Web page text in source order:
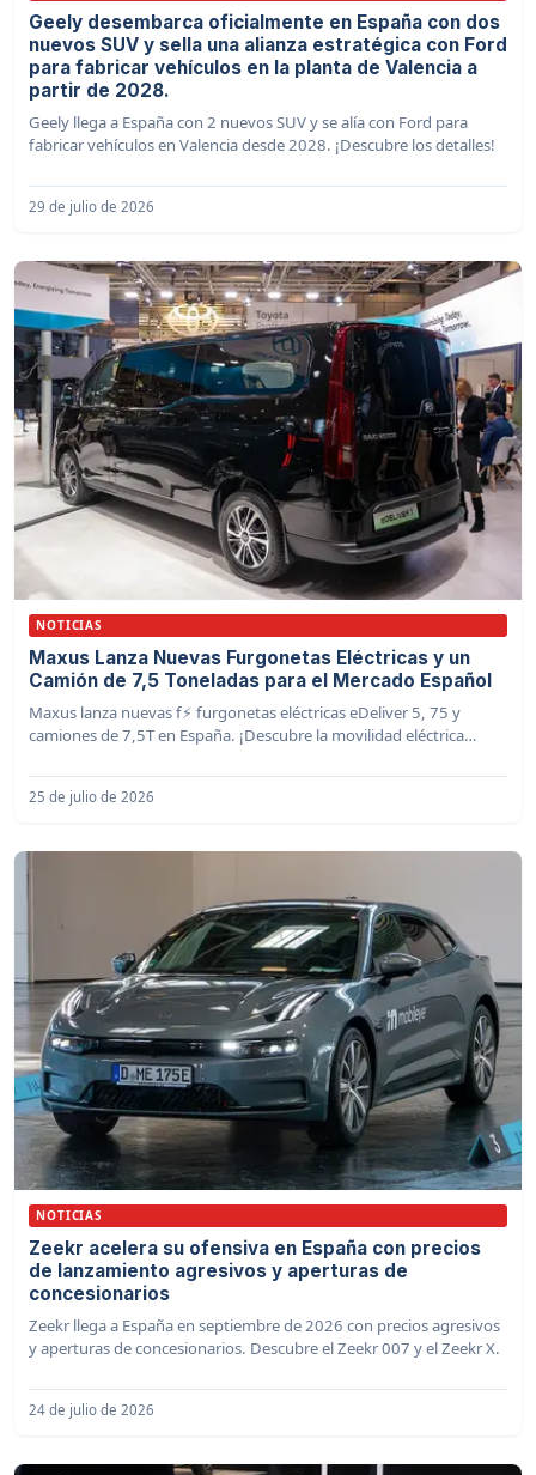
Geely desembarca oficialmente en España con dos
nuevos SUV y sella una alianza estratégica con Ford
para fabricar vehículos en la planta de Valencia a
partir de 2028.
Geely llega a España con 2 nuevos SUV y se alía con Ford para
fabricar vehículos en Valencia desde 2028. ¡Descubre los detalles!
29 de julio de 2026
NOTICIAS
Maxus Lanza Nuevas Furgonetas Eléctricas y un
Camión de 7,5 Toneladas para el Mercado Español
Maxus lanza nuevas f⚡️ furgonetas eléctricas eDeliver 5, 75 y
camiones de 7,5T en España. ¡Descubre la movilidad eléctrica
25 de julio de 2026
NOTICIAS
Zeekr acelera su ofensiva en España con precios
de lanzamiento agresivos y aperturas de
concesionarios
Zeekr llega a España en septiembre de 2026 con precios agresivos
y aperturas de concesionarios. Descubre el Zeekr 007 y el Zeekr X.
24 de julio de 2026